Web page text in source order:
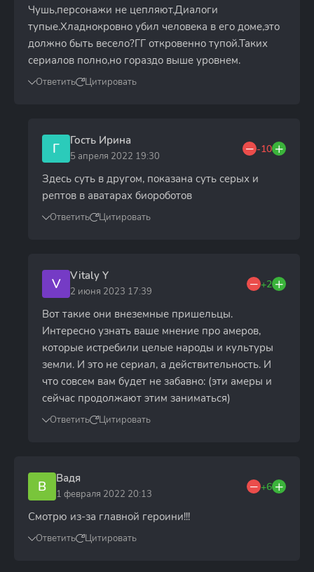
Чушь,персонажи не цепляют.Диалоги
тупые.Хладнокровно убил человека в его доме,это
должно быть весело?ГГ откровенно тупой.Таких
сериалов полно,но гораздо выше уровнем.
Ответить Цитировать
Г Гость Ирина
5 апреля 2022 19:30
-10
Здесь суть в другом, показана суть серых и
рептов в аватарах биороботов
Ответить Цитировать
V Vitaly Y
2 июня 2023 17:39
+2
Вот такие они внеземные пришельцы.
Интересно узнать ваше мнение про амеров,
которые истребили целые народы и культуры
земли. И это не сериал, а действительность. И
что совсем вам будет не забавно: (эти амеры и
сейчас продолжают этим заниматься)
Ответить Цитировать
В Вадя
1 февраля 2022 20:13
+6
Смотрю из-за главной героини!!!
Ответить Цитировать